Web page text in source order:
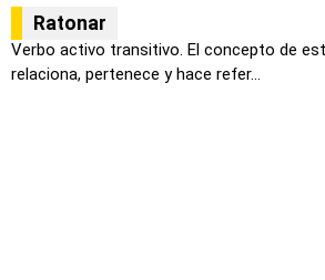
Ratonar
Verbo activo transitivo. El concepto de
relaciona, pertenece y hace refer...